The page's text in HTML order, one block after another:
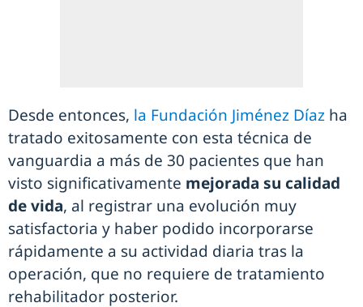
Desde entonces, la Fundación Jiménez Díaz ha
tratado exitosamente con esta técnica de
vanguardia a más de 30 pacientes que han
visto significativamente mejorada su calidad
de vida, al registrar una evolución muy
satisfactoria y haber podido incorporarse
rápidamente a su actividad diaria tras la
operación, que no requiere de tratamiento
rehabilitador posterior.